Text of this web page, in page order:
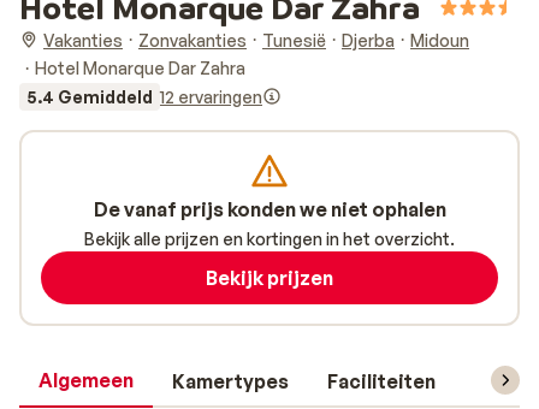
Vakanties Zonvakanties Tunesië Djerba
Midoun
Hotel Monarque Dar Zahra
5.4 Gemiddeld 12 ervaringen
Algemeen Kamertypes Faciliteiten
De vanaf prijs konden we niet ophalen
Bekijk alle prijzen en kortingen in het overzicht.
Bekijk prijzen